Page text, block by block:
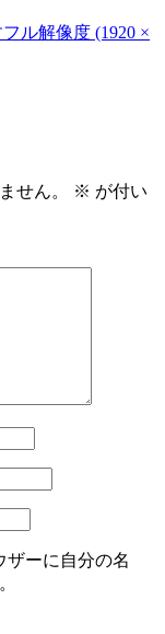
フル解像度 (1920 ×
せん。 ※ が付い
ザーに自分の名